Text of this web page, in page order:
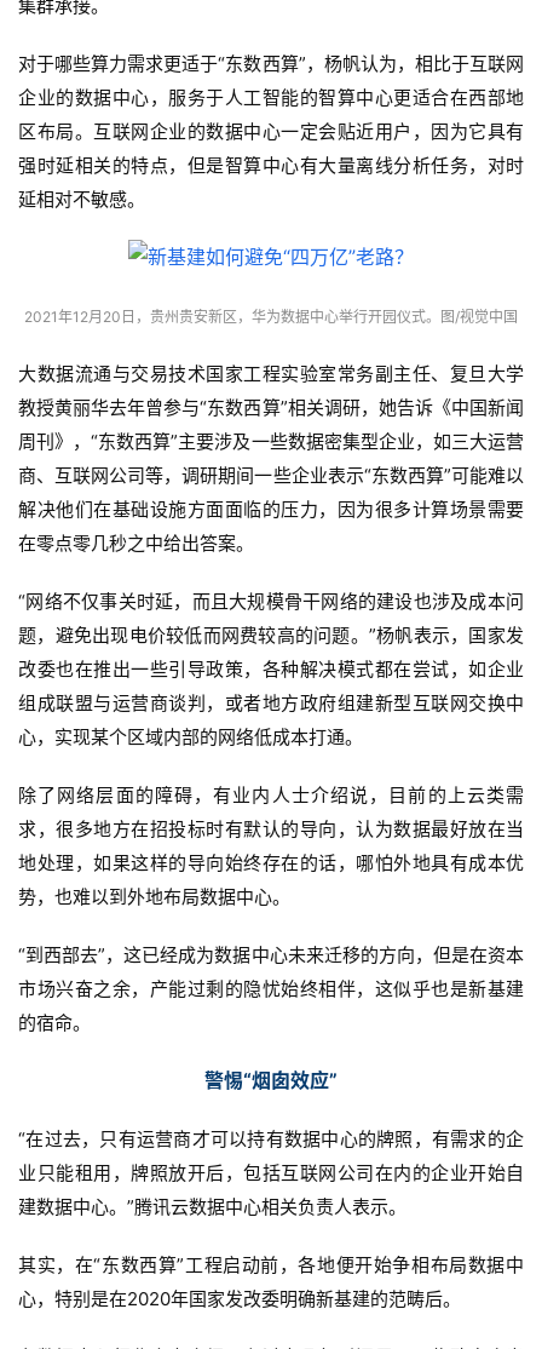
集群承接。
对于哪些算力需求更适于“东数西算”，杨帆认为，相比于互联网
企业的数据中心，服务于人工智能的智算中心更适合在西部地
区布局。互联网企业的数据中心一定会贴近用户，因为它具有
强时延相关的特点，但是智算中心有大量离线分析任务，对时
延相对不敏感。
2021年12月20日，贵州贵安新区，华为数据中心举行开园仪式。图/视觉中国
大数据流通与交易技术国家工程实验室常务副主任、复旦大学
教授黄丽华去年曾参与“东数西算”相关调研，她告诉《中国新闻
周刊》，“东数西算”主要涉及一些数据密集型企业，如三大运营
商、互联网公司等，调研期间一些企业表示“东数西算”可能难以
解决他们在基础设施方面面临的压力，因为很多计算场景需要
在零点零几秒之中给出答案。
“网络不仅事关时延，而且大规模骨干网络的建设也涉及成本问
题，避免出现电价较低而网费较高的问题。”杨帆表示，国家发
改委也在推出一些引导政策，各种解决模式都在尝试，如企业
组成联盟与运营商谈判，或者地方政府组建新型互联网交换中
心，实现某个区域内部的网络低成本打通。
除了网络层面的障碍，有业内人士介绍说，目前的上云类需
求，很多地方在招投标时有默认的导向，认为数据最好放在当
地处理，如果这样的导向始终存在的话，哪怕外地具有成本优
势，也难以到外地布局数据中心。
“到西部去”，这已经成为数据中心未来迁移的方向，但是在资本
市场兴奋之余，产能过剩的隐忧始终相伴，这似乎也是新基建
的宿命。
警惕“烟囱效应”
“在过去，只有运营商才可以持有数据中心的牌照，有需求的企
业只能租用，牌照放开后，包括互联网公司在内的企业开始自
建数据中心。”腾讯云数据中心相关负责人表示。
其实，在“东数西算”工程启动前，各地便开始争相布局数据中
心，特别是在2020年国家发改委明确新基建的范畴后。